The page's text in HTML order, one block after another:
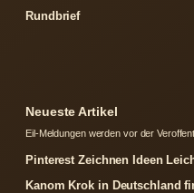
Rundbrief
Neueste Artikel
Eil-Meldungen werden vor der
Pinterest Zeichnen Ideen
Kanom Krok in Deutschland